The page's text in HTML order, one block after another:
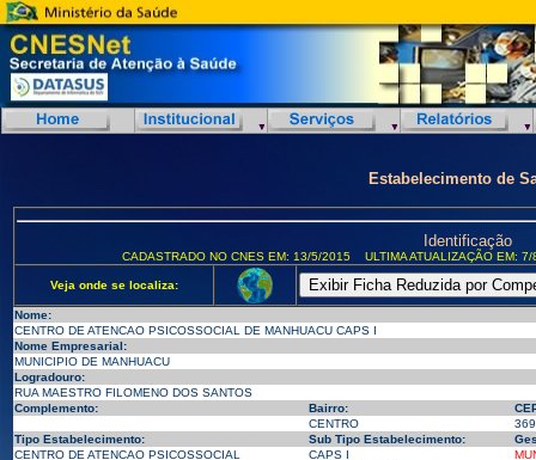
Estabelecimento de
Identificação
CADASTRADO NO CNES EM: 13/5/2015 ULTIMA ATUALIZAÇÃO EM:
Veja onde se localiza:
Nome:
CENTRO DE ATENCAO PSICOSSOCIAL DE MANHUACU CAPS I
Nome Empresarial:
MUNICIPIO DE MANHUACU
Logradouro:
RUA MAESTRO FILOMENO DOS SANTOS
Complemento:
Bairro:
CENTRO
Tipo Estabelecimento:
Sub Tipo Estabelecimento:
CENTRO DE ATENCAO PSICOSSOCIAL
CAPS I